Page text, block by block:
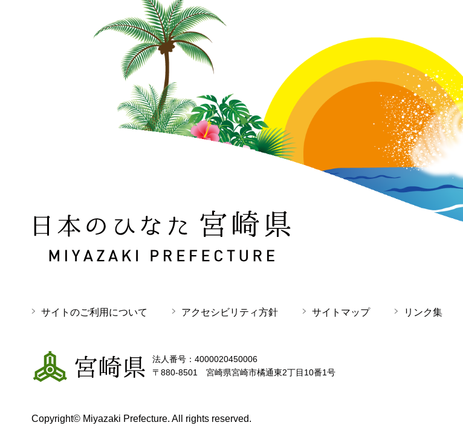
日本のひなた 宮崎県 MIYAZAKI PREFECTURE
サイトのご利用について アクセシビリティ方針 サイトマップ リンク集
宮崎県
法人番号：4000020450006
〒880-8501 宮崎県宮崎市橘通東2丁目10番1号
Copyright© Miyazaki Prefecture. All rights reserved.